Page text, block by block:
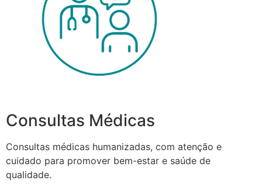
Consultas Médicas
Consultas médicas humanizadas, com atenção e
cuidado para promover bem-estar e saúde de
qualidade.